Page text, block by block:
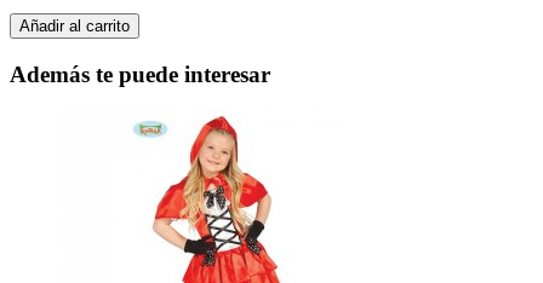
Añadir al carrito
Además te puede interesar